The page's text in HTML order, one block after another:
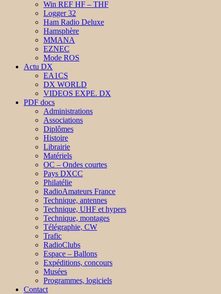
Win REF HF – THF
Logger 32
Ham Radio Deluxe
Hamsphère
MMANA
EZNEC
Mode ROS
Actu DX
EA1CS
DX WORLD
VIDEOS EXPE. DX
PDF docs
Administrations
Associations
Diplômes
Histoire
Librairie
Matériels
OC – Ondes courtes
Pays DXCC
Philatélie
RadioAmateurs France
Technique, antennes
Technique, UHF et hypers
Technique, montages
Télégraphie, CW
Trafic
RadioClubs
Espace – Ballons
Expéditions, concours
Musées
Programmes, logiciels
Contact